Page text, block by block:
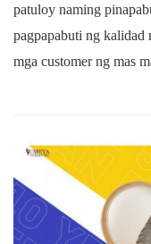
patuloy naming
pagpapabuti ng kalidad
mga customer ng mas